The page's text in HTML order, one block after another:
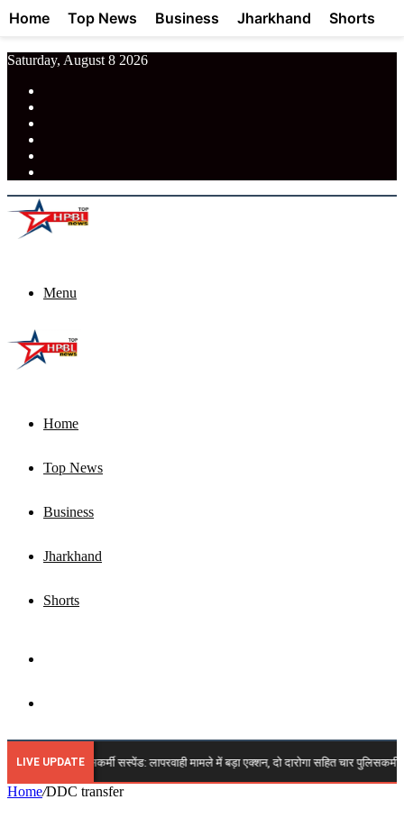
Saturday, August 8 2026
Menu
Home
Top News
Business
Jharkhand
Shorts
for
LIVE UPDATE
झारखंड चार पुलिसकर्मी सस्पेंड: लापरवाही मामले में बड़ा एक्शन, दो दारोगा सहित चार पुलिसकर्मी
Home/DDC transfer
Home Top News Business Jharkhand Shorts